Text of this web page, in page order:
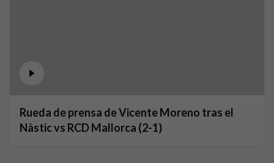
Rueda de prensa de Vicente Moreno tras el
Nàstic vs RCD Mallorca (2-1)